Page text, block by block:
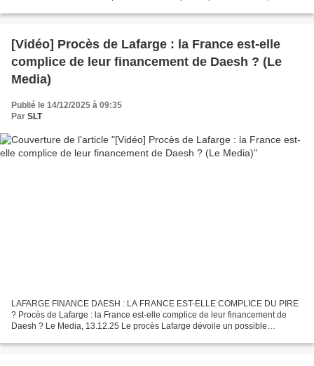
[Vidéo] Procès de Lafarge : la France est-elle
complice de leur financement de Daesh ? (Le
Media)
Publié le 14/12/2025 à 09:35
Par SLT
LAFARGE FINANCE DAESH : LA FRANCE EST-ELLE COMPLICE DU PIRE
? Procès de Lafarge : la France est-elle complice de leur financement de
Daesh ? Le Media, 13.12.25 Le procès Lafarge dévoile un possible